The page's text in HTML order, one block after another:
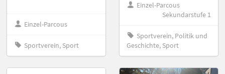
Einzel-Parcous
Sportverein, Sport
Einzel-Parcous
Sekundarstufe 1
Sportverein, Politik und
Geschichte, Sport